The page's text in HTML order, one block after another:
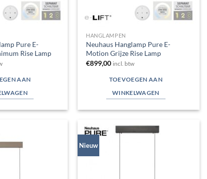
Pure E-
Rise Lamp
AAN
HANGLAMPEN
Neuhaus Hanglamp Pure E-
Motion Grijze Rise Lamp
€899,00 incl. btw
TOEVOEGEN AAN
WINKELWAGEN
Nieuw